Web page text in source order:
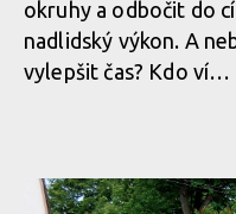
okruhy a odbočit do
nadlidský výkon. A
vylepšit čas? Kdo ví…